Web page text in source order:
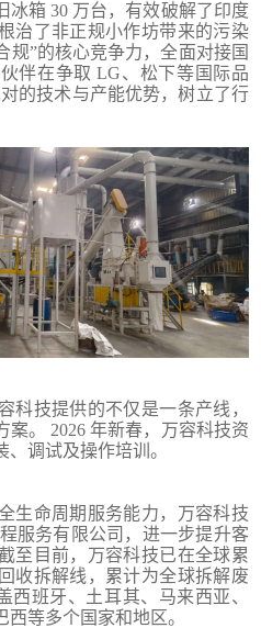
冰箱 30 万台，有效破解了印度
治了非正规小作坊带来的污染
规”的核心竞争力，全面对接国
伴在争取 LG、松下等国际品
的技术与产能优势，树立了行
科技提供的不仅是一条产线，
案。 2026 年新春，万容科技资
调试及操作培训。
生命周期服务能力，万容科技
服务有限公司，进一步提升客
至目前，万容科技已在全球累
收拆解线，累计为全球拆解废
西班牙、土耳其、马来西亚、
等多个国家和地区。